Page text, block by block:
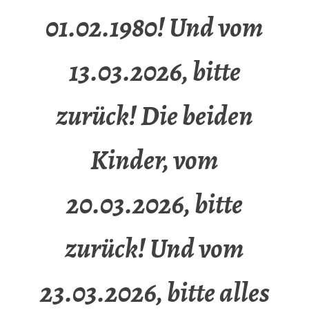
01.02.1980! Und vom
13.03.2026, bitte
zurück! Die beiden
Kinder, vom
20.03.2026, bitte
zurück! Und vom
23.03.2026, bitte alles